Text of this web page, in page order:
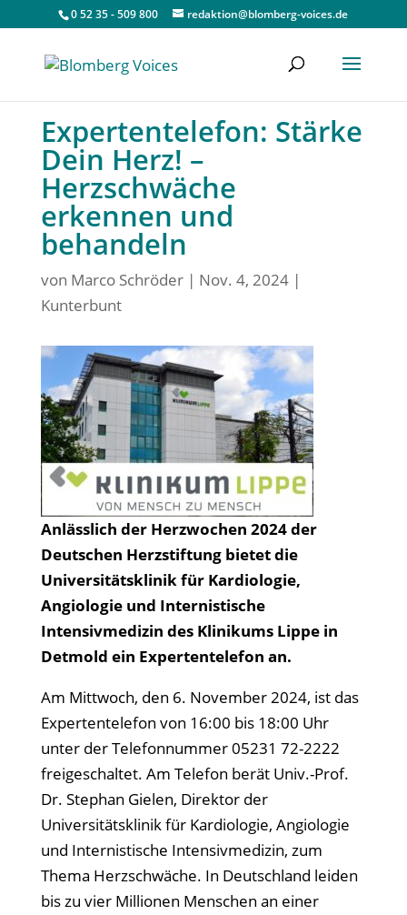
0 52 35 - 509 800 redaktion@blomberg-voices.de
Expertentelefon: Stärke
Dein Herz! –
Herzschwäche
erkennen und
behandeln
von Marco Schröder| Nov. 4, 2024|
Kunterbunt
Anlässlich der Herzwochen 2024 der
Deutschen Herzstiftung bietet die
Universitätsklinik für Kardiologie,
Angiologie und Internistische
Intensivmedizin des Klinikums Lippe in
Detmold ein Expertentelefon an.
Am Mittwoch, den 6. November 2024, ist das
Expertentelefon von 16:00 bis 18:00 Uhr
unter der Telefonnummer 05231 72-2222
freigeschaltet. Am Telefon berät Univ.-Prof.
Dr. Stephan Gielen, Direktor der
Universitätsklinik für Kardiologie, Angiologie
und Internistische Intensivmedizin, zum
Thema Herzschwäche. In Deutschland leiden
bis zu vier Millionen Menschen an einer